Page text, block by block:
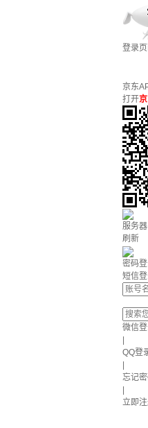
登录
京东
打开
服务
刷新
密码
短信
微信
QQ登
忘记
立即